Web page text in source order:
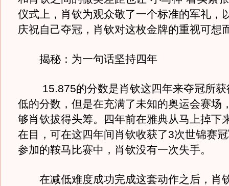
仪式上，肖钦为观众敬了一个标准的军礼，
庆祝自己夺冠，肖钦对这枚金牌的重视可想
揭秘：为一句话坚持四年
15.875的分数是肖钦这四年来夺冠所获
低的分数，但是在充满了未知的奥运会赛场
够肖钦拔得头筹。四年前在雅典从马上掉下
在目，可在这四年间肖钦收获了3次世锦赛
参加的鞍马比赛中，肖钦没有一次失手。
在减低难度成功完成这套动作之后，肖